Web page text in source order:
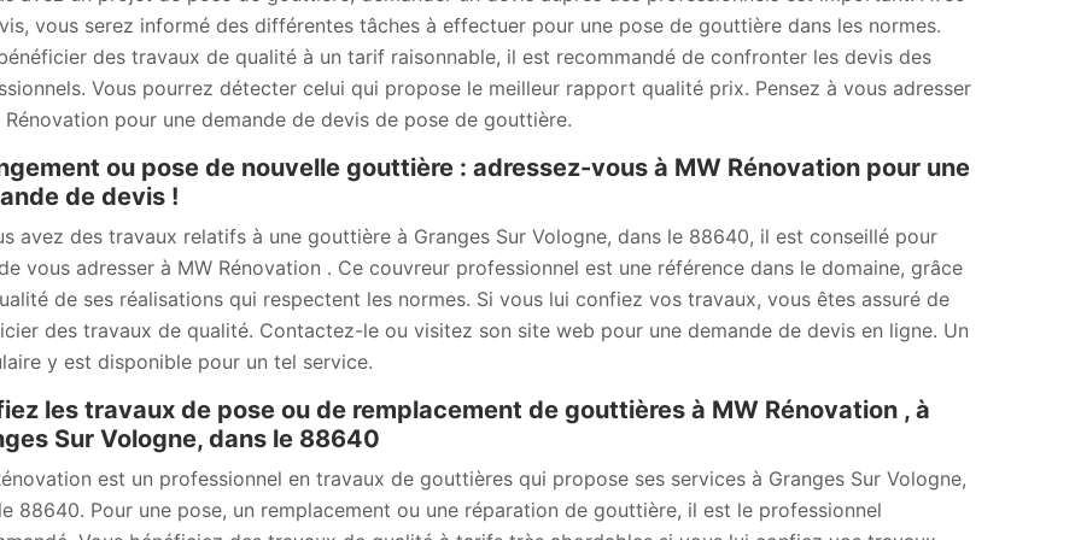
vous serez informé des différentes tâches à effectuer pour une pose de gouttière dans les normes.
des travaux de qualité à un tarif raisonnable, il est recommandé de confronter les devis des
Vous pourrez détecter celui qui propose le meilleur rapport qualité prix. Pensez à vous adresser
Rénovation pour une demande de devis de pose de gouttière.
ou pose de nouvelle gouttière : adressez-vous à MW Rénovation pour une
de devis !
avez des travaux relatifs à une gouttière à Granges Sur Vologne, dans le 88640, il est conseillé pour
vous adresser à MW Rénovation . Ce couvreur professionnel est une référence dans le domaine, grâce
de ses réalisations qui respectent les normes. Si vous lui confiez vos travaux, vous êtes assuré de
des travaux de qualité. Contactez-le ou visitez son site web pour une demande de devis en ligne. Un
y est disponible pour un tel service.
les travaux de pose ou de remplacement de gouttières à MW Rénovation , à
Sur Vologne, dans le 88640
est un professionnel en travaux de gouttières qui propose ses services à Granges Sur Vologne,
88640. Pour une pose, un remplacement ou une réparation de gouttière, il est le professionnel